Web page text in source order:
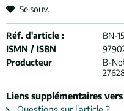
Se souv.
Réf. d'article :
BN-
ISMN / ISBN
Producteur
B-
Liens supplémentaires vers